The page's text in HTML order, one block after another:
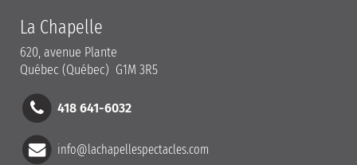
La Chapelle
620, avenue Plante
Québec (Québec) G1M 3R5
418 641-6032
info@lachapellespectacles.com